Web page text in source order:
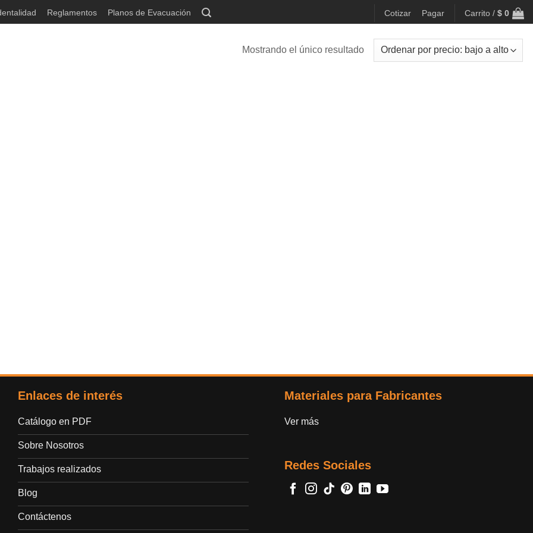
Reglamentos Planos de Evacuación Cotizar Pagar Carrito / $ 0
Mostrando el único resultado
Enlaces de interés
Catálogo en PDF
Sobre Nosotros
Trabajos realizados
Blog
Contáctenos
Materiales para Fabricantes
Ver más
Redes Sociales